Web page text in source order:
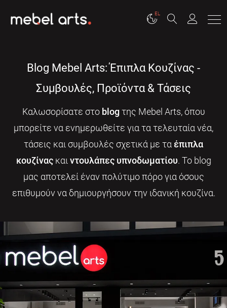
EL
Blog Mebel Arts: Έπιπλα Κουζίνας -
Συμβουλές, Προϊόντα & Τάσεις
Καλωσορίσατε στο blogτης Mebel Arts, όπου
μπορείτε να ενημερωθείτε για τα τελευταία νέα,
τάσεις και συμβουλές σχετικά με τα έπιπλα
κουζίναςκαι ντουλάπες υπνοδωματίου. Το blog
μας αποτελεί έναν πολύτιμο πόρο για όσους
επιθυμούν να δημιουργήσουν την ιδανική κουζίνα.